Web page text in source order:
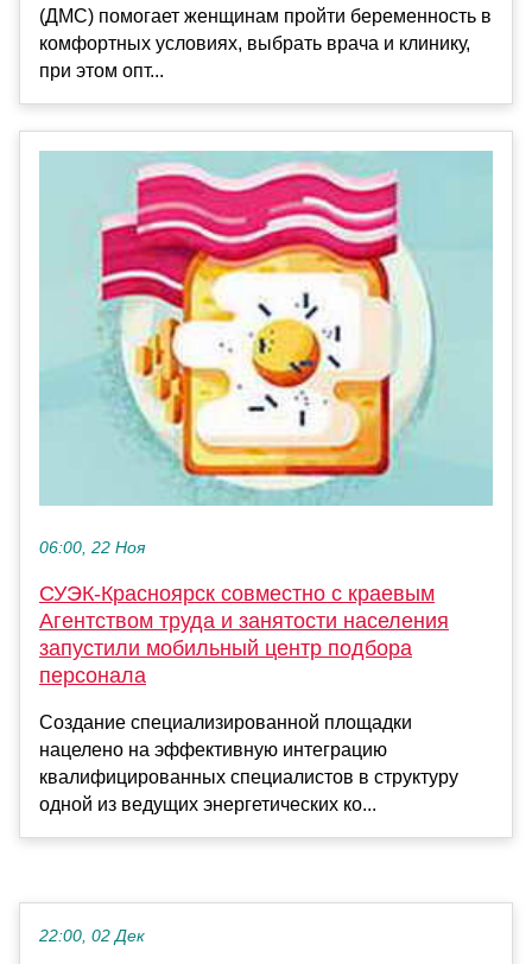
(ДМС) помогает женщинам пройти беременность в
комфортных условиях, выбрать врача и клинику,
при этом опт...
06:00, 22 Ноя
СУЭК-Красноярск совместно с краевым
Агентством труда и занятости населения
запустили мобильный центр подбора
персонала
Создание специализированной площадки
нацелено на эффективную интеграцию
квалифицированных специалистов в структуру
одной из ведущих энергетических ко...
22:00, 02 Дек